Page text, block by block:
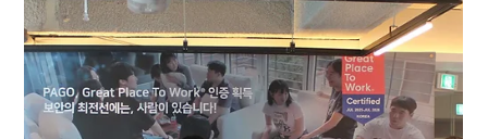
PAGO Networks
2025년 11월 17일
2분 분량
보도 자료
#ETNEWS: PAGO, 사람 중심 SOC